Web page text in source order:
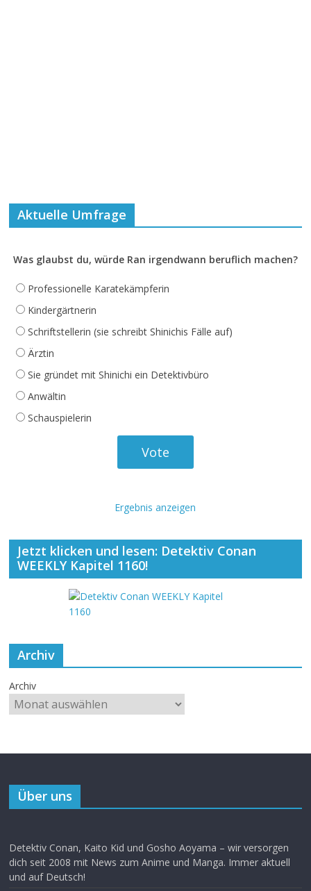
Aktuelle Umfrage
Was glaubst du, würde Ran irgendwann beruflich machen?
Professionelle Karatekämpferin
Kindergärtnerin
Schriftstellerin (sie schreibt Shinichis Fälle auf)
Ärztin
Sie gründet mit Shinichi ein Detektivbüro
Anwältin
Schauspielerin
Ergebnis anzeigen
Jetzt klicken und lesen: Detektiv Conan
WEEKLY Kapitel 1160!
Archiv
Archiv
Über uns
Detektiv Conan, Kaito Kid und Gosho Aoyama – wir versorgen
dich seit 2008 mit News zum Anime und Manga. Immer aktuell
und auf Deutsch!